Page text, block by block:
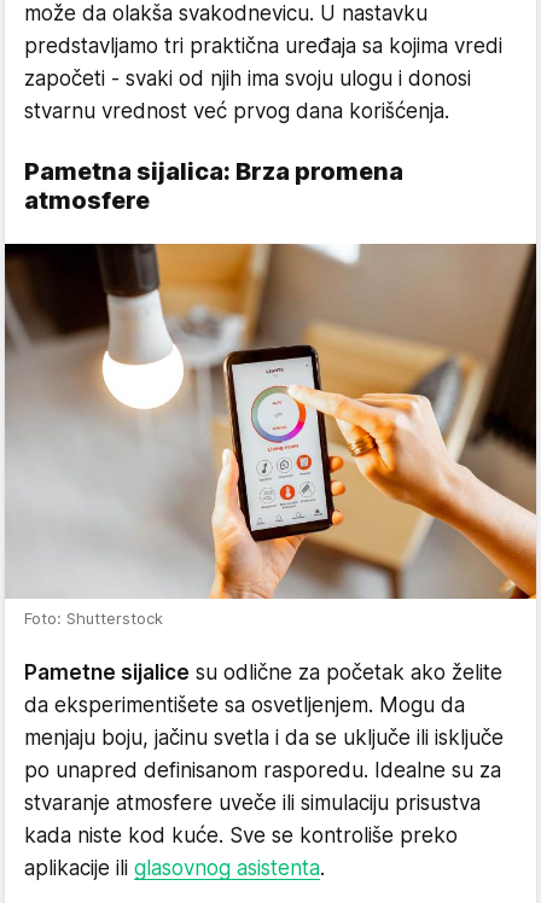
može da olakša svakodnevicu. U nastavku
predstavljamo tri praktična uređaja sa kojima vredi
započeti - svaki od njih ima svoju ulogu i donosi
stvarnu vrednost već prvog dana korišćenja.
Pametna sijalica: Brza promena
atmosfere
Foto: Shutterstock
Pametne sijalice su odlične za početak ako želite
da eksperimentišete sa osvetljenjem. Mogu da
menjaju boju, jačinu svetla i da se uključe ili isključe
po unapred definisanom rasporedu. Idealne su za
stvaranje atmosfere uveče ili simulaciju prisustva
kada niste kod kuće. Sve se kontroliše preko
aplikacije ili glasovnog asistenta.